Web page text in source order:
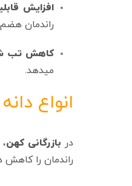
افزایش
راندمان هضم
کاهش تب
میدهد.
انواع
در بازرگانی کهن
راندمان را کاهش